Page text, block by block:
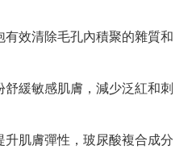
有效清除毛孔內積聚的雜質和
緩敏感肌膚，減少泛紅和刺
肌膚彈性，玻尿酸複合成分